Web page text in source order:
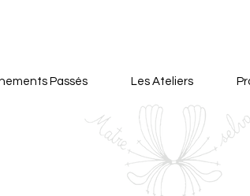
Passés Les Ateliers